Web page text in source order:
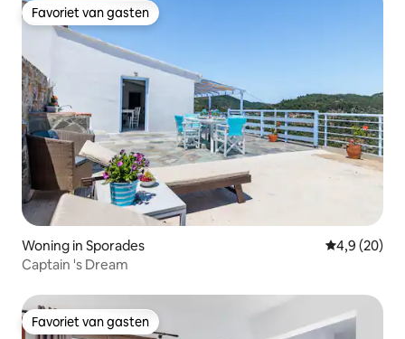
Favoriet van gasten
Favoriet van gasten
Woning in Sporades Gemiddelde
4,9 (20)
Captain 's Dream
Favoriet van gasten
Favoriet van gasten